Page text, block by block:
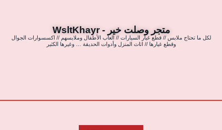
متجر وصلت خير - WsltKhayr
لكل ما تحتاج ملابس // قطع غيار السيارات // العاب الأطفال وملابسهم // اكسسوارات الجوال
وقطع غيارها // اثاث المنزل وأدوات الحديقة … وغيرها الكثير